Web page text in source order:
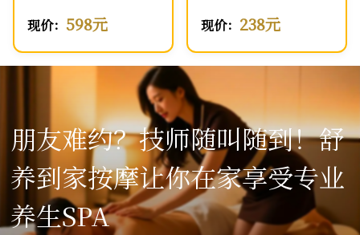
现价： 598元 现价： 238元
朋友难约？技师随叫随到！舒
养到家按摩让你在家享受专业
养生SPA